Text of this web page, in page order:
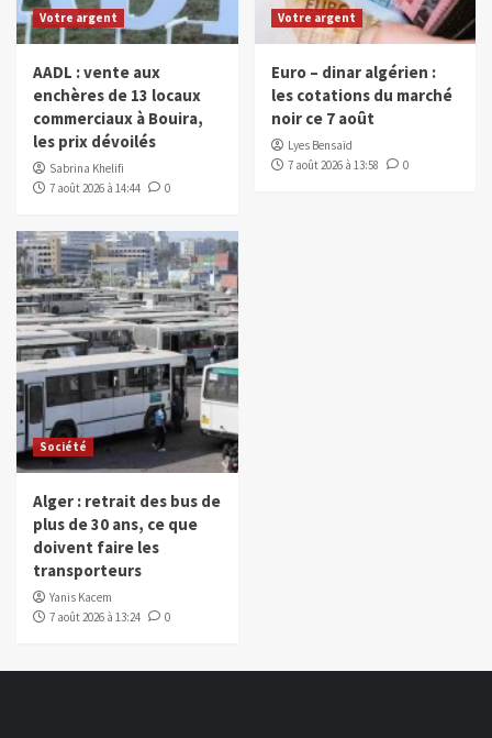
Votre argent
AADL : vente aux
enchères de 13 locaux
commerciaux à Bouira,
les prix dévoilés
Sabrina Khelifi
7 août 2026 à 14:44
0
Votre argent
Euro – dinar algérien :
les cotations du marché
noir ce 7 août
Lyes Bensaïd
7 août 2026 à 13:58
0
Société
Alger : retrait des bus de
plus de 30 ans, ce que
doivent faire les
transporteurs
Yanis Kacem
7 août 2026 à 13:24
0